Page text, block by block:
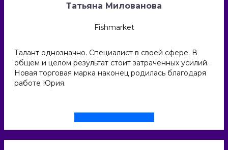
Татьяна Милованова
Fishmarket
Талант однозначно. Специалист в своей сфере. В
общем и целом результат стоит затраченных усилий.
Новая торговая марка наконец родилась благодаря
работе Юрия.